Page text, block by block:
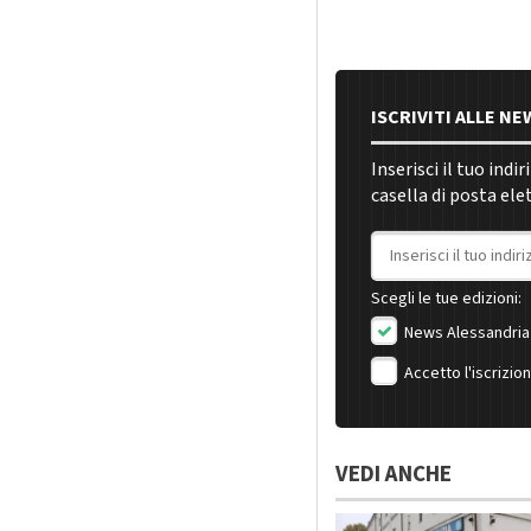
ISCRIVITI ALLE
Inserisci il tuo
casella di posta
Indirizzo email
Scegli le tue edizioni:
News Alessandria
Accetto
VEDI ANCHE